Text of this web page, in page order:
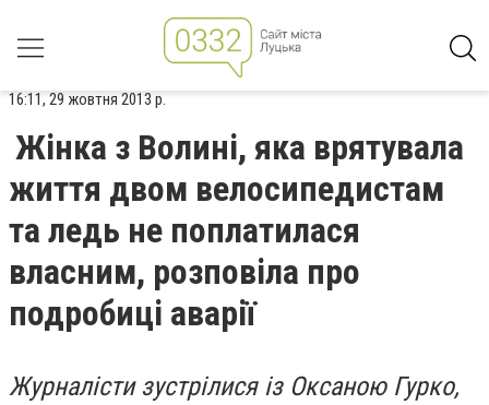
16:11, 29 жовтня 2013 р.
Жінка з Волині, яка врятувала
життя двом велосипедистам
та ледь не поплатилася
власним, розповіла про
подробиці аварії
Журналісти зустрілися із Оксаною Гурко,